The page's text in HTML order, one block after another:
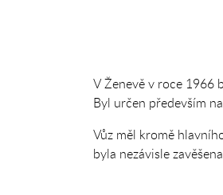
V Ženevě v roce 1966
Byl určen především
Vůz měl kromě
byla nezávisle